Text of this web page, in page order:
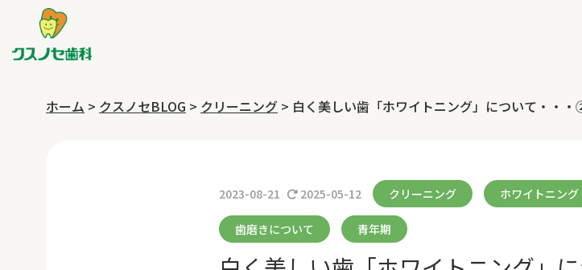
ホーム > クスノセBLOG > クリーニング > 白く美しい歯「ホワイトニング」について・・
2023-08-21 2025-05-12 クリーニング ホワイトニング
歯磨きについて 青年期